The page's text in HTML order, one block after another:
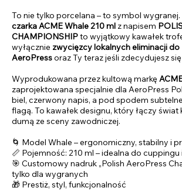
To nie tylko porcelana – to symbol wygranej.
czarka ACME Whale 210 ml z napisem
CHAMPIONSHIPto wyjątkowy kawałek
wyłącznie zwycięzcy lokalnych eliminacji
AeroPressoraz Ty teraz jeśli zdecydujesz
Wyprodukowana przez kultową markę
zaprojektowana specjalnie dla AeroPress
biel, czerwony napis, a pod spodem
flagą. To kawałek designu, który łączy
dumą ze sceny zawodniczej.
🌀 Model Whale – ergonomiczny, stabilny i
📏 Pojemność: 210 ml – idealna do
🎯 Customowy nadruk „Polish AeroPress
tylko dla wygranych
🎁 Prestiż, styl, funkcjonalność